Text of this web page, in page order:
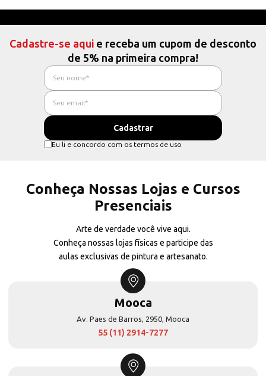
Cadastre-se aqui e receba um cupom de desconto
de 5% na primeira compra!
Eu li e concordo com os termos de uso
Conheça Nossas Lojas e Cursos
Presenciais
Arte de verdade você vive aqui.
Conheça nossas lojas físicas e participe das
aulas exclusivas de pintura e artesanato.
Mooca
Av. Paes de Barros, 2950, Mooca
55 (11) 2914-7277